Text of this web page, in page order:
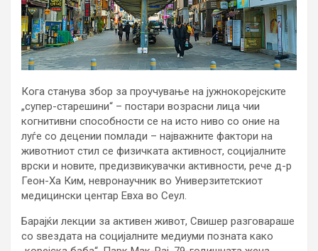
Кога станува збор за проучување на јужнокорејските
„супер-старешини“ – постари возрасни лица чии
когнитивни способности се на исто ниво со оние на
луѓе со децении помлади – најважните фактори на
животниот стил се физичката активност, социјалните
врски и новите, предизвикувачки активности, рече д-р
Геон-Ха Ким, невронаучник во Универзитетскиот
медицински центар Евха во Сеул.
Барајќи лекции за активен живот, Свишер разговараше
со ѕвездата на социјалните медиуми позната како